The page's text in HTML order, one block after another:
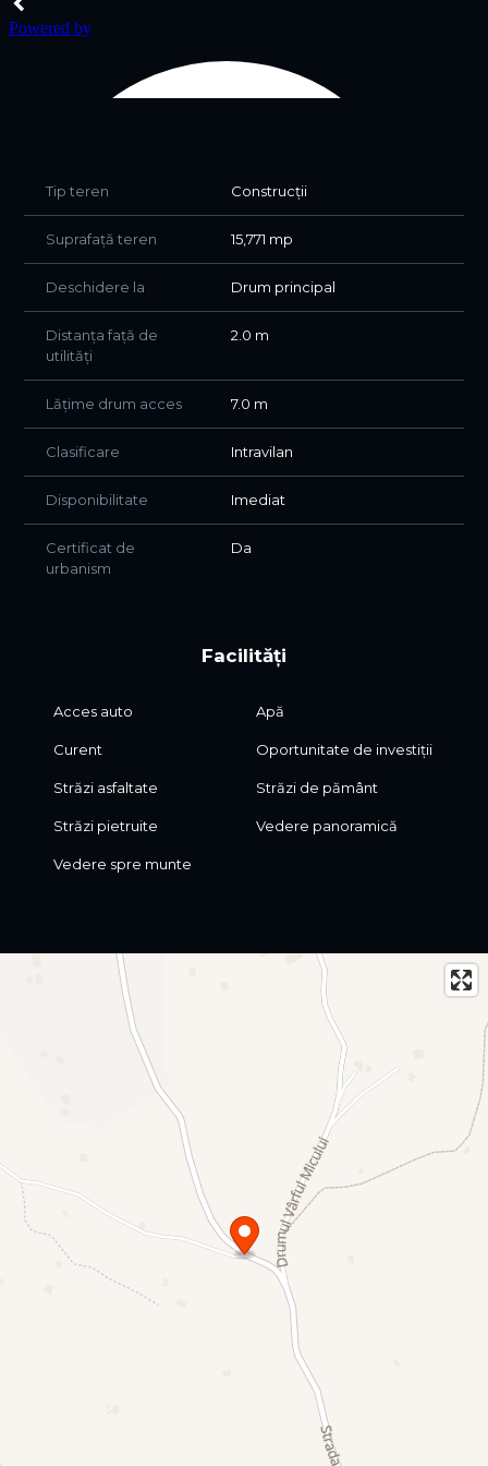
- Utilități disponibile la limita terenului – apă și energie
-Acces facil pe drum asfaltat în cea mai mare parte a
Fundatei
- La doar 2 minute de Complexul Cheile Grădiștei
Proprietatea reprezintă o oportunitate excelentă atât
boutique, complex de vacanță, glamping sau centru de
într-unul dintre cele mai spectaculoase peisaje montane
din România.
📞 Pentru mai multe detalii sau pentru a programa o
vizionare, vă stau la dispoziție!
0745 835 835.
Tip teren Construcții
Suprafață teren 15,771 mp
Deschidere la Drum principal
Distanța față de
utilități
2.0 m
Lățime drum acces 7.0 m
Clasificare Intravilan
Disponibilitate Imediat
Certificat de
urbanism
Da
Facilități
Acces auto Apă
Curent Oportunitate de investiții
Străzi asfaltate Străzi de pământ
Străzi pietruite Vedere panoramică
Vedere spre munte